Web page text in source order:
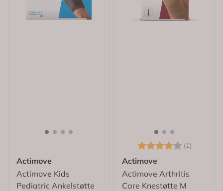
Actimove
Actimove Kids
Pediatric Ankelstøtte
Karakter: (1)
Actimove
Actimove Arthritis
Care Knestøtte M